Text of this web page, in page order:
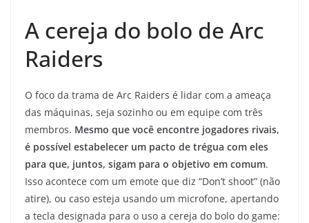
A cereja do bolo de Arc
Raiders
O foco da trama de Arc Raiders é lidar com a ameaça
das máquinas, seja sozinho ou em equipe com três
membros. Mesmo que você encontre jogadores rivais,
é possível estabelecer um pacto de trégua com eles
para que, juntos, sigam para o objetivo em comum.
Isso acontece com um emote que diz “Don’t shoot” (não
atire), ou caso esteja usando um microfone, apertando
a tecla designada para o uso a cereja do bolo do game: